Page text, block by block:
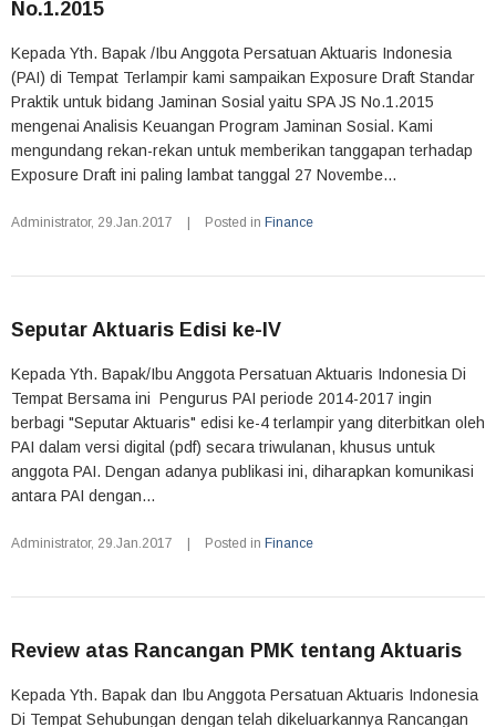
No.1.2015
Kepada Yth. Bapak /Ibu Anggota Persatuan Aktuaris Indonesia
(PAI) di Tempat Terlampir kami sampaikan Exposure Draft Standar
Praktik untuk bidang Jaminan Sosial yaitu SPA JS No.1.2015
mengenai Analisis Keuangan Program Jaminan Sosial. Kami
mengundang rekan-rekan untuk memberikan tanggapan terhadap
Exposure Draft ini paling lambat tanggal 27 Novembe...
Administrator, 29.Jan.2017 Posted in Finance
Seputar Aktuaris Edisi ke-IV
Kepada Yth. Bapak/Ibu Anggota Persatuan Aktuaris Indonesia Di
Tempat Bersama ini Pengurus PAI periode 2014-2017 ingin
berbagi "Seputar Aktuaris" edisi ke-4 terlampir yang diterbitkan oleh
PAI dalam versi digital (pdf) secara triwulanan, khusus untuk
anggota PAI. Dengan adanya publikasi ini, diharapkan komunikasi
antara PAI dengan...
Administrator, 29.Jan.2017 Posted in Finance
Review atas Rancangan PMK tentang Aktuaris
Kepada Yth. Bapak dan Ibu Anggota Persatuan Aktuaris Indonesia
Di Tempat Sehubungan dengan telah dikeluarkannya Rancangan